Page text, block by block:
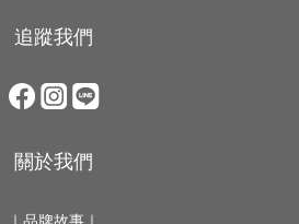
追蹤我們
關於我們